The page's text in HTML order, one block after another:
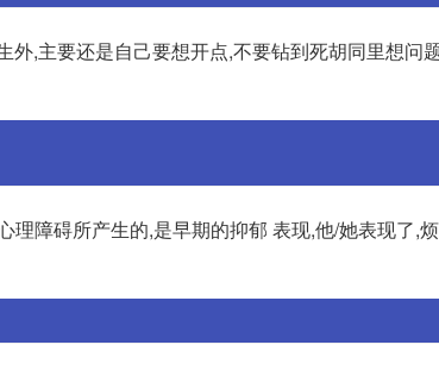
,主要还是自己要想开点,不要钻到死胡同里想问
理障碍所产生的,是早期的抑郁 表现,他/她表现了,